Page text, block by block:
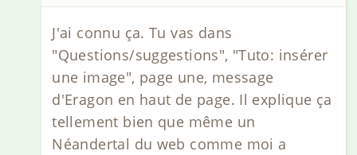
J'ai connu ça. Tu vas dans
"Questions/suggestions", "Tuto: insérer
une image", page une, message
d'Eragon en haut de page. Il explique ça
tellement bien que même un
Néandertal du web comme moi a